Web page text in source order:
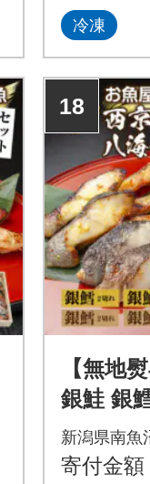
冷凍
18
【無地
銀鮭 銀
漬け 八
8切れ
新潟県南魚
寄付金額